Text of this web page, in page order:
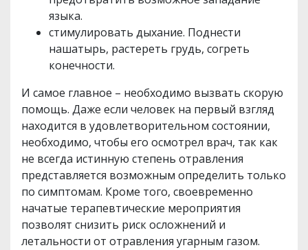
языка.
стимулировать дыхание. Поднести
нашатырь, растереть грудь, согреть
конечности.
И самое главное – необходимо вызвать скорую
помощь. Даже если человек на первый взгляд
находится в удовлетворительном состоянии,
необходимо, чтобы его осмотрел врач, так как
не всегда истинную степень отравления
представляется возможным определить только
по симптомам. Кроме того, своевременно
начатые терапевтические мероприятия
позволят снизить риск осложнений и
летальности от отравления угарным газом.